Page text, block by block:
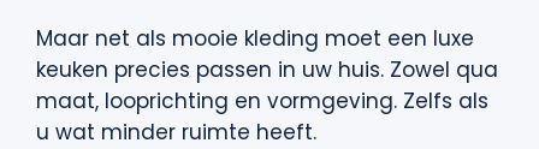
Maar net als mooie kleding moet een luxe
keuken precies passen in uw huis. Zowel qua
maat, looprichting en vormgeving. Zelfs als
u wat minder ruimte heeft.